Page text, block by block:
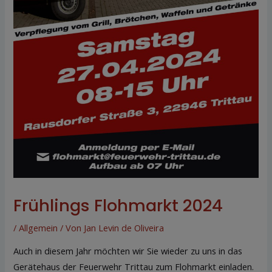
Frühlings Flohmarkt 2024
/Allgemein / Von Jan Levin de Oliveira
Auch in diesem Jahr möchten wir Sie wieder zu uns in das
Gerätehaus der Feuerwehr Trittau zum Flohmarkt einladen.